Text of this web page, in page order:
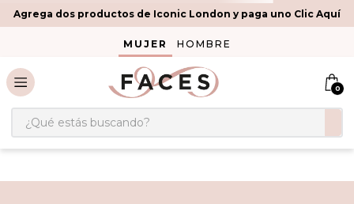
Agrega dos productos de Iconic London y paga uno Clic Aquí
MUJER HOMBRE
0
¿Qué estás buscando?